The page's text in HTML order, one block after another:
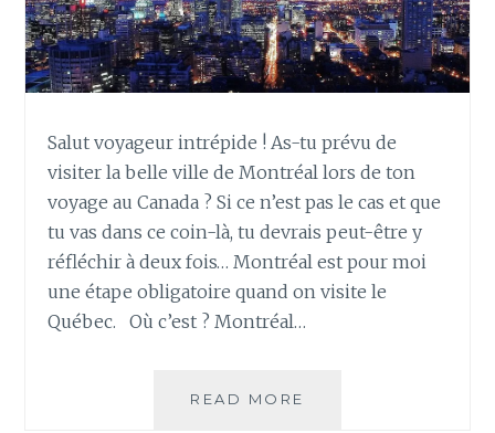
Salut voyageur intrépide ! As-tu prévu de
visiter la belle ville de Montréal lors de ton
voyage au Canada ? Si ce n’est pas le cas et que
tu vas dans ce coin-là, tu devrais peut-être y
réfléchir à deux fois… Montréal est pour moi
une étape obligatoire quand on visite le
Québec. Où c’est ? Montréal…
READ MORE